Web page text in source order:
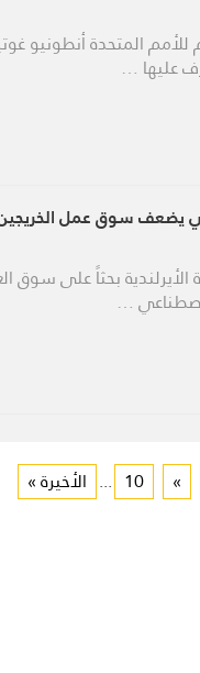
للأمم المتحدة أنطونيو
عليها …
يضعف سوق عمل
الأيرلندية بحثاً على سوق
…
»
10
... الأخيرة »